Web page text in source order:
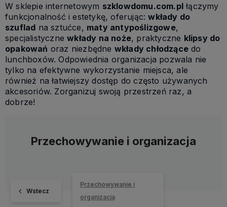
W sklepie internetowym szklowdomu.com.pl łączymy
funkcjonalność i estetykę, oferując:wkłady do
szuflad na sztućce, maty antypoślizgowe,
specjalistycznewkłady na noże, praktyczne klipsy do
opakowań oraz niezbędne wkłady chłodzące do
lunchboxów. Odpowiednia organizacja pozwala nie
tylko na efektywne wykorzystanie miejsca, ale
również na łatwiejszy dostęp do często używanych
akcesoriów. Zorganizuj swoją przestrzeń raz, a
dobrze!
Przechowywanie i organizacja
Wstecz
Przechowywanie i
organizacja